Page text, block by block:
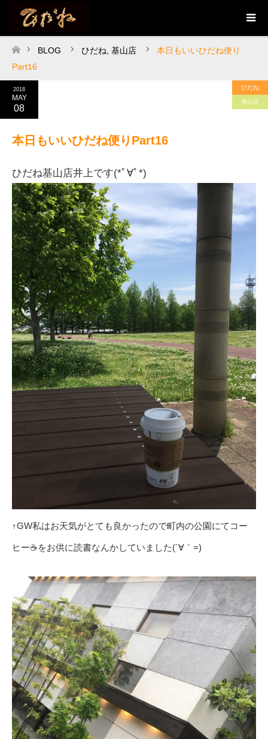
ホーム
BLOG ひだね 基山店
本日もいいひだね便り
Part16
2018
MAY
08
ひだね
基山店
本日もいいひだね便りPart16
ひだね基山店井上です(*ﾟ∀ﾟ*)
↑GW私はお天気がとても良かったので町内の公園にてコー
ヒー☕️をお供に読書なんかしていました(´∀｀=)